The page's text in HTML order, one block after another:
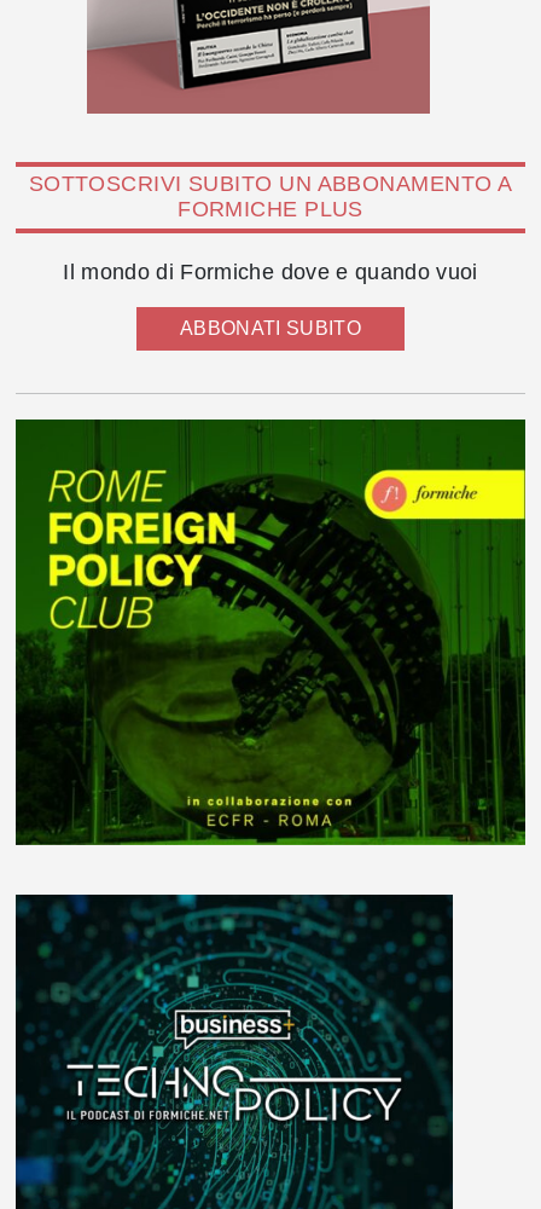
SOTTOSCRIVI SUBITO UN ABBONAMENTO A
FORMICHE PLUS
Il mondo di Formiche dove e quando vuoi
ABBONATI SUBITO